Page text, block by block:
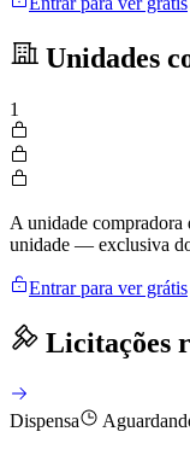
Unidades
1
A unidade compradora
unidade — exclusiva
Entrar para ver grátis
Licitações
Dispensa